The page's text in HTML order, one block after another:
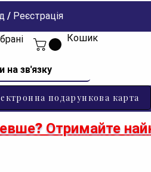
/ Реєстрація
Кошик
на зв'язку
подарункова карта
Отримайте